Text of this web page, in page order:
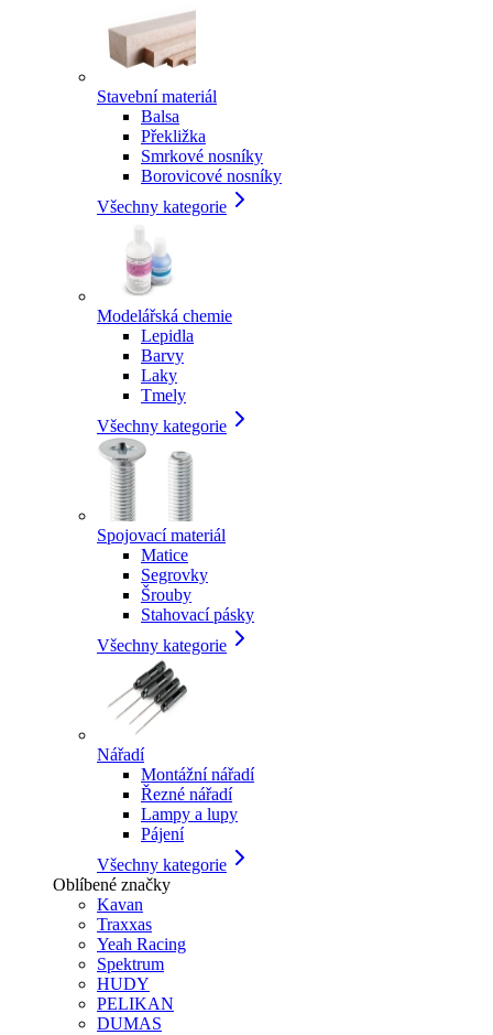
Stavební materiál
Balsa
Překližka
Smrkové nosníky
Borovicové nosníky
Všechny kategorie
Modelářská chemie
Lepidla
Barvy
Laky
Tmely
Všechny kategorie
Spojovací materiál
Matice
Segrovky
Šrouby
Stahovací pásky
Všechny kategorie
Nářadí
Montážní nářadí
Řezné nářadí
Lampy a lupy
Pájení
Všechny kategorie
Oblíbené značky
Kavan
Traxxas
Yeah Racing
Spektrum
HUDY
PELIKAN
DUMAS